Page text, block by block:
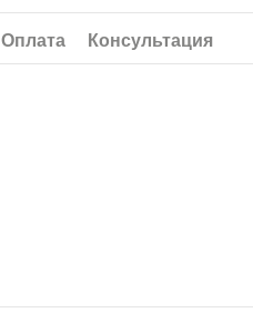
Оплата Консультация